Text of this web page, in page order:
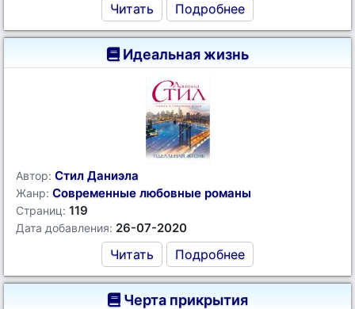
Читать Подробнее
Идеальная жизнь
Автор: Стил Даниэла
Жанр: Современные любовные романы
Страниц: 119
Дата добавления: 26-07-2020
Читать Подробнее
Черта прикрытия